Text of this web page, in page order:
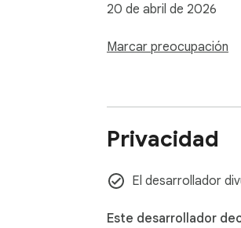
20 de abril de 2026
Marcar preocupación
Privacidad
El desarrollador
Este desarrollador